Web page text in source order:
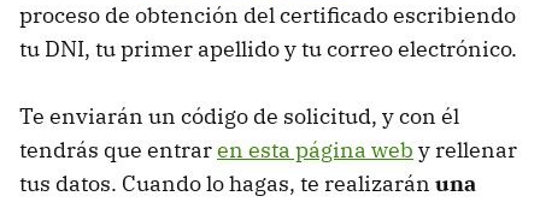
proceso de obtención del certificado escribiendo
tu DNI, tu primer apellido y tu correo electrónico.
Te enviarán un código de solicitud, y con él
tendrás que entraren esta página web y rellenar
tus datos. Cuando lo hagas, te realizarán una